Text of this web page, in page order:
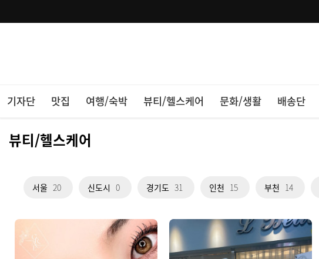
기자단 맛집 여행/숙박 뷰티/헬스케어 문화/생활 배송단
뷰티/헬스케어
서울 20 신도시 0 경기도 31 인천 15 부천 14